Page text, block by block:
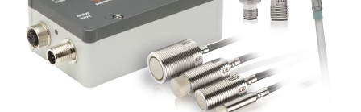
直接訪問してほしい
* 必須フィールド。
私たちはお客様の個人情報を内密に扱います。
個人情報に関するプライバシーステートメント